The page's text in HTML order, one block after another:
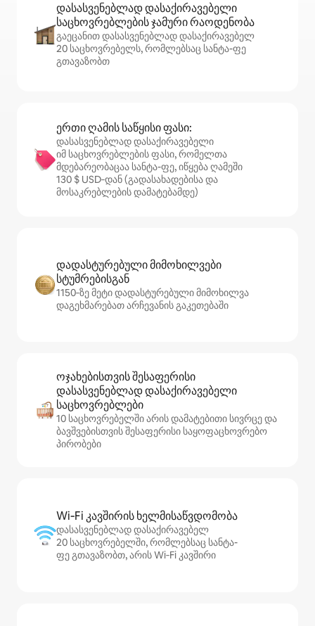
დასასვენებლად დასაქირავებელი
საცხოვრებლების ჯამური რაოდენობა
გაეცანით დასასვენებლად დასაქირავებელ
20 საცხოვრებელს, რომლებსაც სანტა-ფე
გთავაზობთ
ერთი ღამის საწყისი ფასი:
დასასვენებლად დასაქირავებელი
იმ საცხოვრებლების ფასი, რომელთა
მდებარეობაცაა სანტა-ფე, იწყება ღამეში
130 $ USD‑დან (გადასახადებისა და
მოსაკრებლების დამატებამდე)
დადასტურებული მიმოხილვები
სტუმრებისგან
1150‑ზე მეტი დადასტურებული მიმოხილვა
დაგეხმარებათ არჩევანის გაკეთებაში
ოჯახებისთვის შესაფერისი
დასასვენებლად დასაქირავებელი
საცხოვრებლები
10 საცხოვრებელში არის დამატებითი სივრცე და
ბავშვებისთვის შესაფერისი საყოფაცხოვრებო
პირობები
Wi‑Fi კავშირის ხელმისაწვდომობა
დასასვენებლად დასაქირავებელ
20 საცხოვრებელში, რომლებსაც სანტა-
ფე გთავაზობთ, არის Wi‑Fi კავშირი